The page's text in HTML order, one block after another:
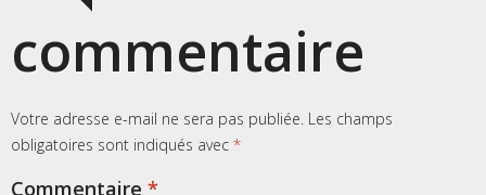
commentaire
Votre adresse e-mail ne sera pas publiée. Les champs
obligatoires sont indiqués avec *
Commentaire *